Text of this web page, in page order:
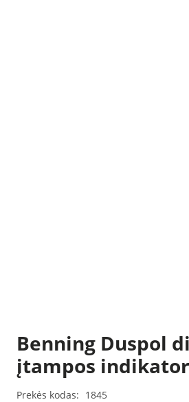
Benning Duspol
įtampos
Prekės kodas: 1845